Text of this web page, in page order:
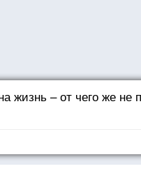
жизнь – от чего же не